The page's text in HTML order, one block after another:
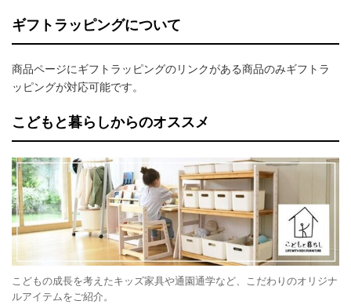
ギフトラッピングについて
商品ページにギフトラッピングのリンクがある商品のみギフトラ
ッピングが対応可能です。
こどもと暮らしからのオススメ
こどもの成長を考えたキッズ家具や通園通学など、こだわりのオリジナ
ルアイテムをご紹介。